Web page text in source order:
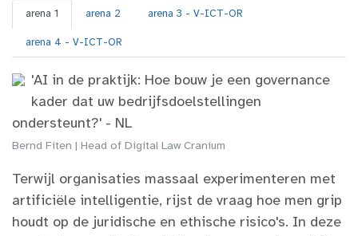
arena 1 arena 2 arena 3 - V-ICT-OR
arena 4 - V-ICT-OR
'AI in de praktijk: Hoe bouw je een governance
kader dat uw bedrijfsdoelstellingen
ondersteunt?' - NL
Bernd Fiten | Head of Digital Law Cranium
Terwijl organisaties massaal experimenteren met
artificiële intelligentie, rijst de vraag hoe men grip
houdt op de juridische en ethische risico's. In deze